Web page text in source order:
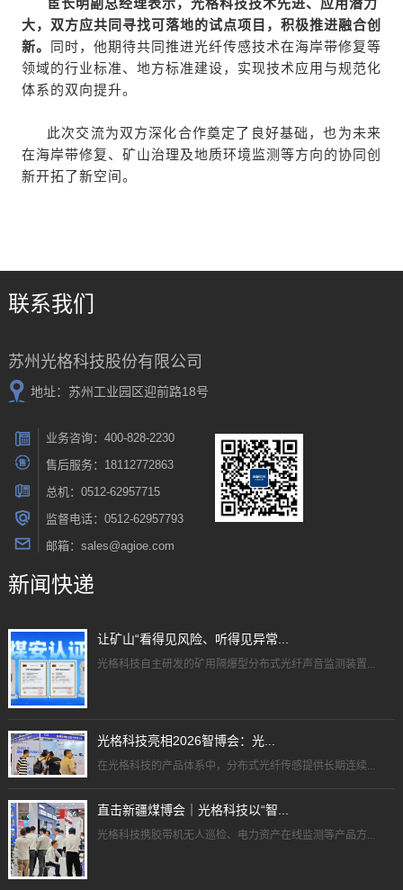
宦长明副总经理表示，光格科技技术先进、应用潜力
大，双方应共同寻找可落地的试点项目，积极推进融合创
新。
同时，他期待共同推进光纤传感技术在海岸带修复等
领域的行业标准、地方标准建设，实现技术应用与规范化
体系的双向提升。
此次交流为双方深化合作奠定了良好基础，也为未来
在海岸带修复、矿山治理及地质环境监测等方向的协同创
新开拓了新空间。
联系我们
苏州光格科技股份有限公司
地址：苏州工业园区迎前路18号
业务咨询：400-828-2230
售后服务：18112772863
总机：0512-62957715
监督电话：0512-62957793
邮箱：sales@agioe.com
新闻快递
让矿山“看得见风险、听得见异常...
光格科技自主研发的矿用隔爆型分布式光纤声音监测装置...
光格科技亮相2026智博会：光...
在光格科技的产品体系中，分布式光纤传感提供长期连续...
直击新疆煤博会｜光格科技以“智...
光格科技携胶带机无人巡检、电力资产在线监测等产品方...